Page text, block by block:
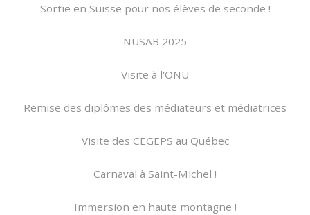
Sortie en Suisse pour nos élèves de seconde !
NUSAB 2025
Visite à l'ONU
Remise des diplômes des médiateurs et médiatrices
Visite des CEGEPS au Québec
Carnaval à Saint-Michel !
Immersion en haute montagne !